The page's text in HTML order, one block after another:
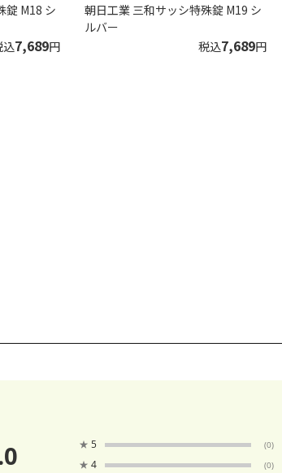
錠 M18 シ
込7,689円
朝日工業 三和サッシ特殊錠 M19 シ
ルバー
税込7,689円
★ 5 (0)
★ 4 (0)